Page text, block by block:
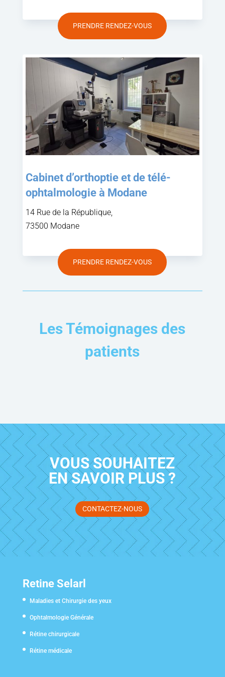
PRENDRE RENDEZ-VOUS
Cabinet d’orthoptie et de télé-
ophtalmologie à Modane
14 Rue de la République,
73500 Modane
PRENDRE RENDEZ-VOUS
Les Témoignages des
patients
VOUS SOUHAITEZ
EN SAVOIR PLUS ?
CONTACTEZ-NOUS
Retine Selarl
Maladies et Chirurgie des yeux
Ophtalmologie Générale
Rétine chirurgicale
Rétine médicale